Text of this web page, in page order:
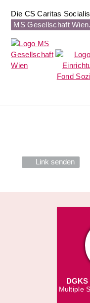
Die CS Caritas
MS Gesellschaft Wien.
Link senden
Multiple